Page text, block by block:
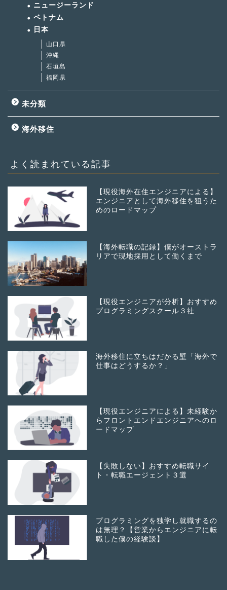
ニュージーランド
ベトナム
日本
山口県
沖縄
石垣島
福岡県
未分類
海外移住
よく読まれている記事
【現役海外在住エンジニアによる】
エンジニアとして海外移住を狙うた
めのロードマップ
【海外転職の記録】僕がオーストラ
リアで現地採用として働くまで
【現役エンジニアが分析】おすすめ
プログラミングスクール３社
海外移住に立ちはだかる壁「海外で
仕事はどうするか？」
【現役エンジニアによる】未経験か
らフロントエンドエンジニアへのロ
ードマップ
【失敗しない】おすすめ転職サイ
ト・転職エージェント３選
プログラミングを独学し就職するの
は無理？【営業からエンジニアに転
職した僕の経験談】